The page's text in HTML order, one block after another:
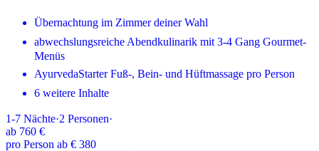
Übernachtung im Zimmer deiner Wahl
abwechslungsreiche Abendkulinarik mit 3-4 Gang Gourmet-
Menüs
AyurvedaStarter Fuß-, Bein- und Hüftmassage pro Person
6 weitere Inhalte
1-7 Nächte·2 Personen·
ab 760 €
pro Person ab € 380